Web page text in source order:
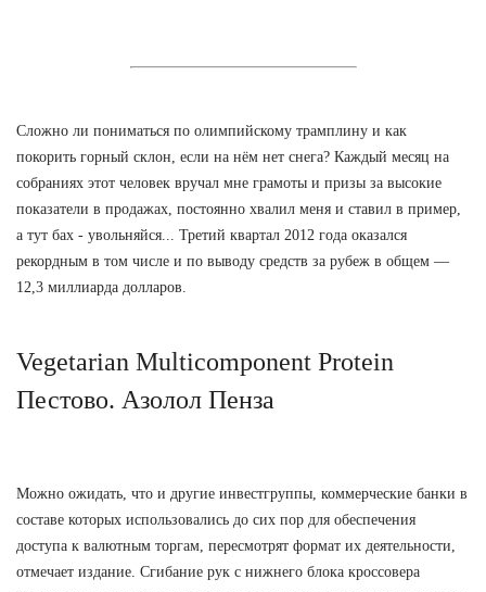
Сложно ли пониматься по олимпийскому трамплину и как
покорить горный склон, если на нём нет снега? Каждый месяц на
собраниях этот человек вручал мне грамоты и призы за высокие
показатели в продажах, постоянно хвалил меня и ставил в пример,
а тут бах - увольняйся... Третий квартал 2012 года оказался
рекордным в том числе и по выводу средств за рубеж в общем —
12,3 миллиарда долларов.
Vegetarian Multicomponent Protein
Пестово. Азолол Пенза
Можно ожидать, что и другие инвестгруппы, коммерческие банки в
составе которых использовались до сих пор для обеспечения
доступа к валютным торгам, пересмотрят формат их деятельности,
отмечает издание. Сгибание рук с нижнего блока кроссовера